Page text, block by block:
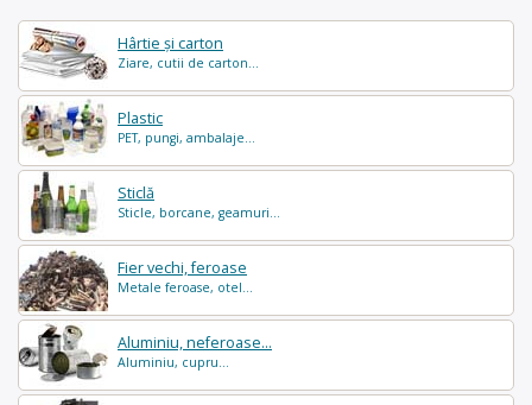
Hârtie și carton
Ziare, cutii de carton...
Plastic
PET, pungi, ambalaje...
Sticlă
Sticle, borcane, geamuri...
Fier vechi, feroase
Metale feroase, otel...
Aluminiu, neferoase...
Aluminiu, cupru...